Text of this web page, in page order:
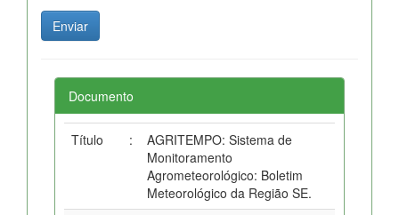
Documento
Título :
AGRITEMPO: Sistema de
Monitoramento
Agrometeorológico: Boletim
Meteorológico da Região SE.